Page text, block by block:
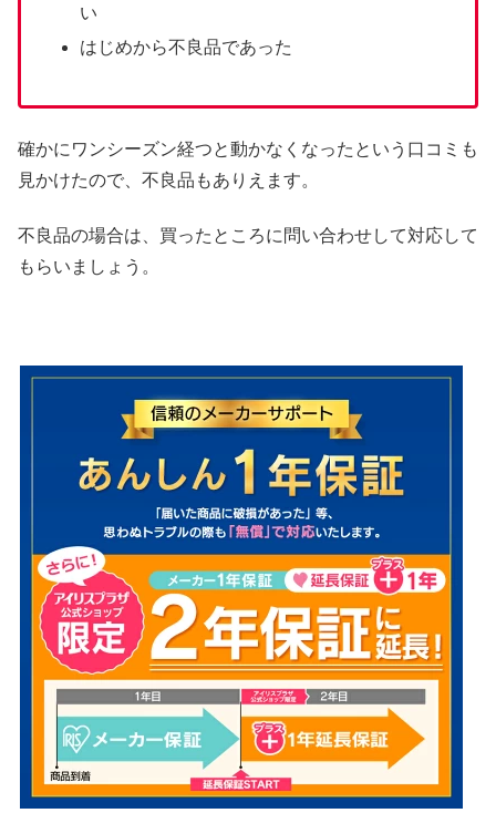
い
はじめから不良品であった
確かにワンシーズン経つと動かなくなったという口コミも
見かけたので、不良品もありえます。
不良品の場合は、買ったところに問い合わせして対応して
もらいましょう。